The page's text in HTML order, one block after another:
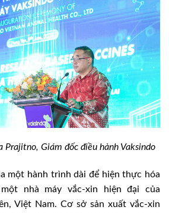
Prajitno, Giám đốc điều hành Vaksindo
một hành trình dài để hiện thực hóa
nhà máy vắc-xin hiện đại của
Việt Nam. Cơ sở sản xuất vắc-xin